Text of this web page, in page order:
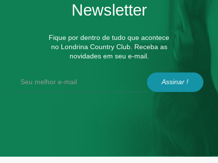
Newsletter
Fique por dentro de tudo que acontece
no Londrina Country Club. Receba as
novidades em seu e-mail.
Assinar !